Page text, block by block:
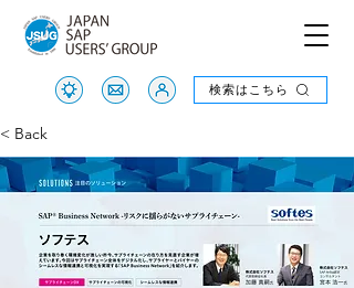
検索はこちら
検索はこちら
< Back